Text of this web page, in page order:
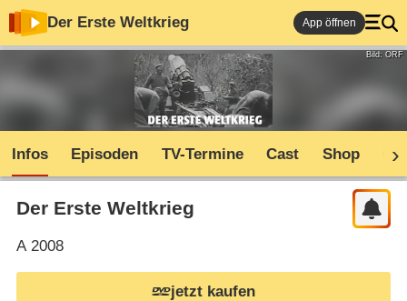
Der Erste Weltkrieg App öffnen
Bild: ORF
Infos Episoden TV-Termine Cast Shop
Der Erste Weltkrieg
A2008
jetzt kaufen